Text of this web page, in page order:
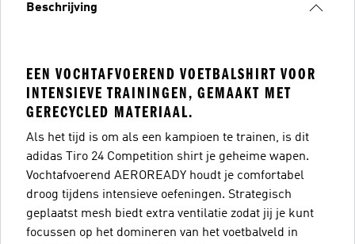
Beschrijving
EEN VOCHTAFVOEREND VOETBALSHIRT VOOR
INTENSIEVE TRAININGEN, GEMAAKT MET
GERECYCLED MATERIAAL.
Als het tijd is om als een kampioen te trainen, is dit
adidas Tiro 24 Competition shirt je geheime wapen.
Vochtafvoerend AEROREADY houdt je comfortabel
droog tijdens intensieve oefeningen. Strategisch
geplaatst mesh biedt extra ventilatie zodat jij je kunt
focussen op het domineren van het voetbalveld in